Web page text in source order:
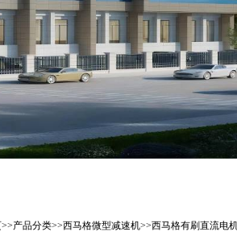
>>产品分类>>西马格微型减速机>>西马格有刷直流电